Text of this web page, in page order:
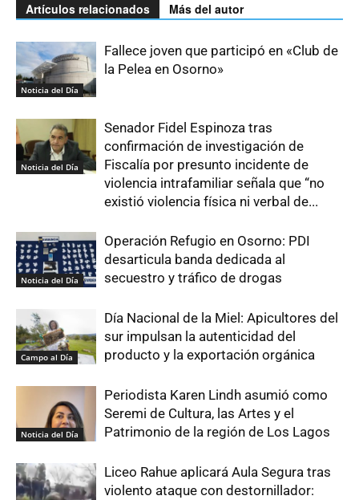
Artículos relacionados Más del autor
Noticia del Día
Fallece joven que participó en «Club de
la Pelea en Osorno»
Noticia del Día
Senador Fidel Espinoza tras
confirmación de investigación de
Fiscalía por presunto incidente de
violencia intrafamiliar señala que “no
existió violencia física ni verbal de...
Noticia del Día
Operación Refugio en Osorno: PDI
desarticula banda dedicada al
secuestro y tráfico de drogas
Campo al Día
Día Nacional de la Miel: Apicultores del
sur impulsan la autenticidad del
producto y la exportación orgánica
Noticia del Día
Periodista Karen Lindh asumió como
Seremi de Cultura, las Artes y el
Patrimonio de la región de Los Lagos
Liceo Rahue aplicará Aula Segura tras
violento ataque con destornillador: